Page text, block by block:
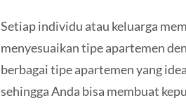
Setiap individu atau keluarga
menyesuaikan tipe apartemen
berbagai tipe apartemen yang
sehingga Anda bisa membuat